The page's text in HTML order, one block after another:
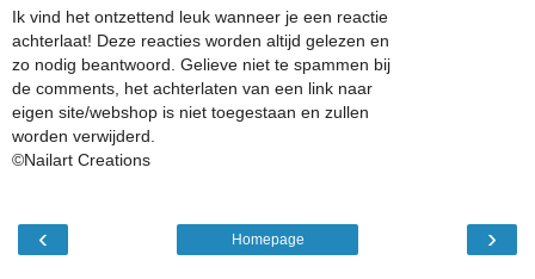
Ik vind het ontzettend leuk wanneer je een reactie
achterlaat! Deze reacties worden altijd gelezen en
zo nodig beantwoord. Gelieve niet te spammen bij
de comments, het achterlaten van een link naar
eigen site/webshop is niet toegestaan en zullen
worden verwijderd.
©Nailart Creations
‹ ›
Homepage